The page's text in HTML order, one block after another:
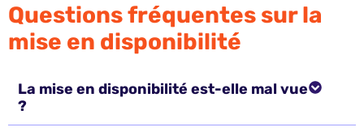
Questions fréquentes sur la
mise en disponibilité​
La mise en disponibilité est-elle mal vue
?